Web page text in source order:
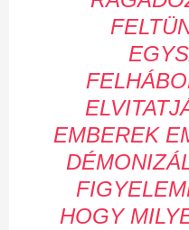
EMBEREK
HOGY